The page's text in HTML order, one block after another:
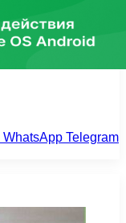
WhatsApp Telegram